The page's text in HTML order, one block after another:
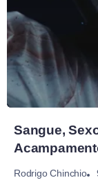
Sangue,
Rodrigo Chinchio